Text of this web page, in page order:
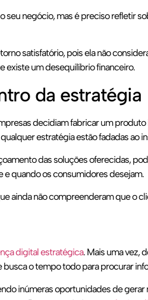
negócio, mas é preciso refletir
satisfatório, pois ela não
existe um desequilíbrio financeiro.
da estratégia
decidiam fabricar um
estratégia estão fadadas ao
das soluções oferecidas,
e quando os consumidores desejam.
ainda não compreenderam que o
digital estratégica. Mais uma vez,
o tempo todo para procurar
inúmeras oportunidades de